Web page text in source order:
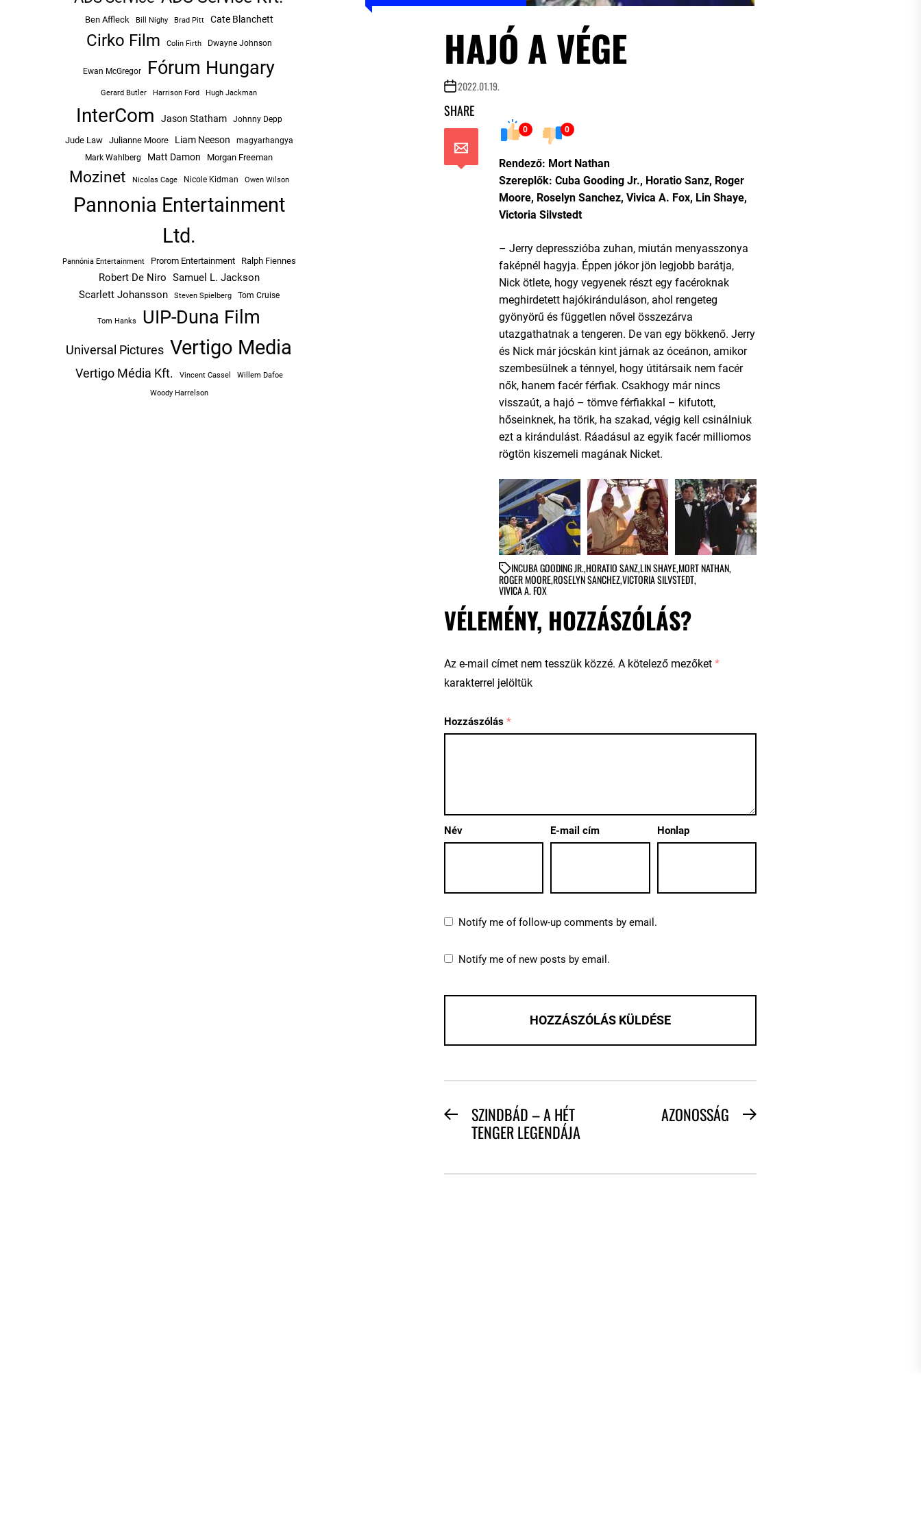
HAJÓ A VÉGE
2022.01.19.
SHARE
0 0
Rendező: Mort Nathan
Szereplők: Cuba Gooding Jr., Horatio Sanz, Roger
Moore, Roselyn Sanchez, Vivica A. Fox, Lin Shaye,
Victoria Silvstedt
– Jerry depresszióba zuhan, miután menyasszonya
faképnél hagyja. Éppen jókor jön legjobb barátja,
Nick ötlete, hogy vegyenek részt egy facéroknak
meghirdetett hajókiránduláson, ahol rengeteg
gyönyörű és független nővel összezárva
utazgathatnak a tengeren. De van egy bökkenő. Jerry
és Nick már jócskán kint járnak az óceánon, amikor
szembesülnek a ténnyel, hogy útitársaik nem facér
nők, hanem facér férfiak. Csakhogy már nincs
visszaút, a hajó – tömve férfiakkal – kifutott,
hőseinknek, ha törik, ha szakad, végig kell csinálniuk
ezt a kirándulást. Ráadásul az egyik facér milliomos
rögtön kiszemeli magának Nicket.
INCUBA GOODING JR.,HORATIO SANZ,LIN SHAYE,MORT NATHAN,
ROGER MOORE,ROSELYN SANCHEZ,VICTORIA SILVSTEDT,
VIVICA A. FOX
VÉLEMÉNY, HOZZÁSZÓLÁS?
Az e-mail címet nem tesszük közzé. A kötelező mezőket *
karakterrel jelöltük
Hozzászólás *
Név E-mail cím Honlap
Notify me of follow-up comments by email.
Notify me of new posts by email.
BEJEGYZÉS
NAVIGÁCIÓ
PreviousSZINDBÁD – A HÉT
TENGER LEGENDÁJA
Next
AZONOSSÁG
Ben Affleck Bill Nighy Brad Pitt Cate Blanchett
Cirko Film Colin Firth Dwayne Johnson
Ewan McGregor Fórum Hungary
Gerard Butler Harrison Ford Hugh Jackman
InterCom Jason Statham Johnny Depp
Jude Law Julianne Moore Liam Neeson
magyarhangya
Mark Wahlberg
Matt Damon Morgan Freeman
Mozinet Nicolas Cage Nicole Kidman Owen Wilson
Pannonia Entertainment
Ltd.
Pannónia Entertainment Prorom Entertainment Ralph Fiennes
Robert De Niro Samuel L. Jackson
Scarlett Johansson
Steven Spielberg Tom Cruise
Tom Hanks UIP-Duna Film
Universal Pictures Vertigo Media
Vertigo Média Kft. Vincent Cassel
Willem Dafoe
Woody Harrelson